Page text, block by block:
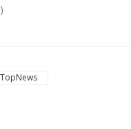
)
TopNews